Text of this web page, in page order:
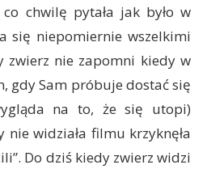
co chwilę pytała jak było w
się niepomiernie wszelkimi
zwierz nie zapomni kiedy w
gdy Sam próbuje dostać się
na to, że się utopi)
widziała filmu krzyknęła
Do dziś kiedy zwierz widzi